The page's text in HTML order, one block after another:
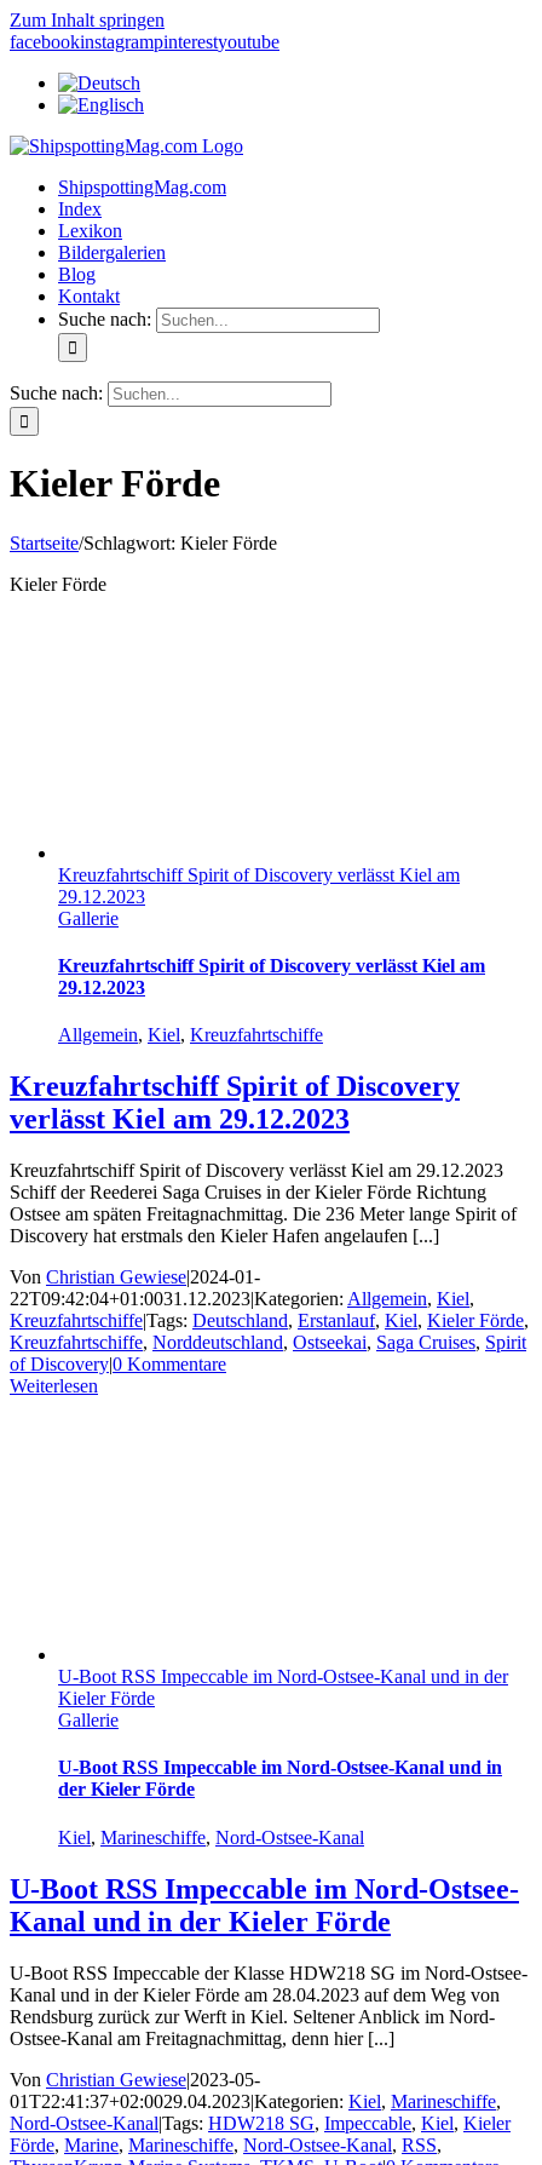
Zum Inhalt springen
facebookinstagrampinterestyoutube
ShipspottingMag.com
Index
Lexikon
Bildergalerien
Blog
Kontakt
Suche nach:
Suche nach:
Kieler Förde
Startseite/Schlagwort: Kieler Förde
Kieler Förde
Kreuzfahrtschiff Spirit of Discovery verlässt Kiel am
29.12.2023
Gallerie
Kreuzfahrtschiff Spirit of Discovery verlässt Kiel am
29.12.2023
Allgemein, Kiel, Kreuzfahrtschiffe
Kreuzfahrtschiff Spirit of Discovery
verlässt Kiel am 29.12.2023
Kreuzfahrtschiff Spirit of Discovery verlässt Kiel am 29.12.2023
Schiff der Reederei Saga Cruises in der Kieler Förde Richtung
Ostsee am späten Freitagnachmittag. Die 236 Meter lange Spirit of
Discovery hat erstmals den Kieler Hafen angelaufen [...]
Von Christian Gewiese|2024-01-
22T09:42:04+01:0031.12.2023|Kategorien: Allgemein, Kiel,
Kreuzfahrtschiffe|Tags: Deutschland, Erstanlauf, Kiel, Kieler Förde,
Kreuzfahrtschiffe, Norddeutschland, Ostseekai, Saga Cruises, Spirit
of Discovery|0 Kommentare
Weiterlesen
U-Boot RSS Impeccable im Nord-Ostsee-Kanal und in der
Kieler Förde
Gallerie
U-Boot RSS Impeccable im Nord-Ostsee-Kanal und in
der Kieler Förde
Kiel, Marineschiffe, Nord-Ostsee-Kanal
U-Boot RSS Impeccable im Nord-Ostsee-
Kanal und in der Kieler Förde
U-Boot RSS Impeccable der Klasse HDW218 SG im Nord-Ostsee-
Kanal und in der Kieler Förde am 28.04.2023 auf dem Weg von
Rendsburg zurück zur Werft in Kiel. Seltener Anblick im Nord-
Ostsee-Kanal am Freitagnachmittag, denn hier [...]
Von Christian Gewiese|2023-05-
01T22:41:37+02:0029.04.2023|Kategorien: Kiel, Marineschiffe,
Nord-Ostsee-Kanal|Tags: HDW218 SG, Impeccable, Kiel, Kieler
Förde, Marine, Marineschiffe, Nord-Ostsee-Kanal, RSS,